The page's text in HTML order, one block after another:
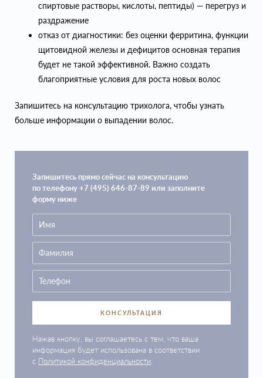
спиртовые растворы, кислоты, пептиды) — перегруз и
раздражение
отказ от диагностики: без оценки ферритина, функции
щитовидной железы и дефицитов основная терапия
будет не такой эффективной. Важно создать
благоприятные условия для роста новых волос
Запишитесь на консультацию трихолога, чтобы узнать
больше информации о выпадении волос.
Запишитесь прямо сейчас на консультацию
по телефону +7 (495) 646-87-89 или заполните
форму ниже
КОНСУЛЬТАЦИЯ
Нажав кнопку, вы соглашаетесь с тем, что ваша
информация будет использована в соответствии
с Политикой конфиденциальности